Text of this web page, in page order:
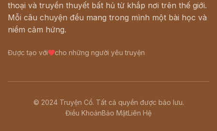
thoại và truyền thuyết bất hủ từ khắp nơi trên thế giới.
Mỗi câu chuyện đều mang trong mình một bài học và
niềm cảm hứng.
Được tạo với cho những người yêu truyện
© 2024 Truyện Cổ. Tất cả quyền được bảo lưu.
Điều KhoảnBảo MậtLiên Hệ